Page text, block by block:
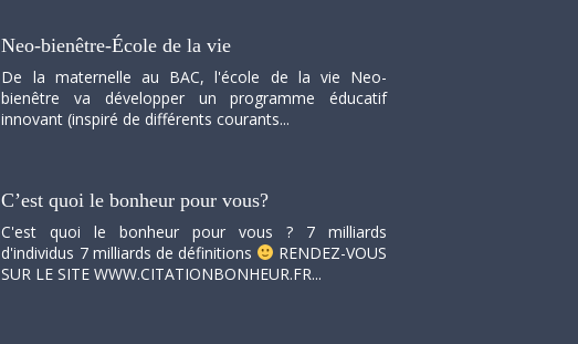
Neo-bienêtre-École de la vie
De la maternelle au BAC, l'école de la vie Neo-
bienêtre va développer un programme éducatif
innovant (inspiré de différents courants...
C’est quoi le bonheur pour vous?
C'est quoi le bonheur pour vous ? 7 milliards
d'individus 7 milliards de définitions
RENDEZ-VOUS
SUR LE SITE WWW.CITATIONBONHEUR.FR...